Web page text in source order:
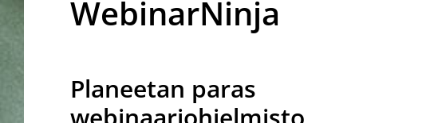
WebinarNinja
Planeetan paras